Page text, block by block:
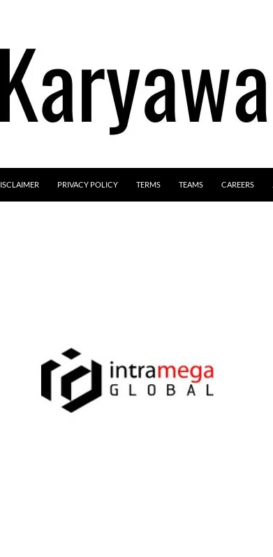
PRIVACY POLICY TERMS TEAMS CAREERS